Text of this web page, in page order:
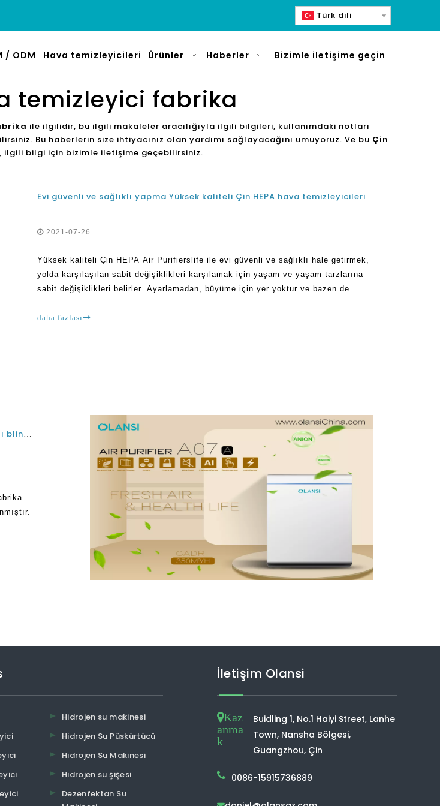
Türk dili
/ ODM Hava temizleyicileri Ürünler Haberler Bizimle iletişime geçin
temizleyici fabrika
ile ilgilidir, bu ilgili makaleler aracılığıyla ilgili bilgileri, kullanımdaki notları
Bu haberlerin size ihtiyacınız olan yardımı sağlayacağını umuyoruz. Ve bu Çin
ilgili bilgi için bizimle iletişime geçebilirsiniz.
Evi güvenli ve sağlıklı yapma Yüksek kaliteli Çin HEPA hava temizleyicileri
2021-07-26
Yüksek kaliteli Çin HEPA Air Purifierslife ile evi güvenli ve sağlıklı hale getirmek,
yolda karşılaşılan sabit değişiklikleri karşılamak için yaşam ve yaşam tarzlarına
sabit değişiklikleri belirler. Ayarlamadan, büyüme için yer yoktur ve bazen de
daha fazlası
En iyi Çin HEPA UVC hava temizleyicileri seçerken insanların yaptığı blinders fabrika
Hidrojen su makinesi
Hidrojen Su Püskürtücü
Hidrojen Su Makinesi
Hidrojen su şişesi
Dezenfektan Su
İletişim Olansi
Kaz
anma
k
Buidling 1, No.1 Haiyi Street, Lanhe
Town, Nansha Bölgesi,
Guangzhou, Çin
0086-15915736889